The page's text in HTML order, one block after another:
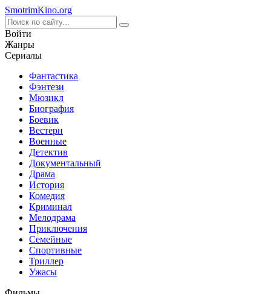
SmotrimKino.org
Войти
Жанры
Сериалы
Фантастика
Фэнтези
Мюзикл
Биография
Боевик
Вестерн
Военные
Детектив
Документальный
Драма
История
Комедия
Криминал
Мелодрама
Приключения
Семейные
Спортивные
Триллер
Ужасы